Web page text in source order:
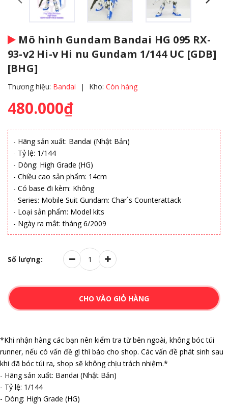
Mô hình Gundam Bandai HG 095 RX-
93-v2 Hi-v Hi nu Gundam 1/144 UC [GDB]
[BHG]
Thương hiệu: Bandai | Kho: Còn hàng
480.000₫
- Hãng sản xuất: Bandai (Nhật Bản)
- Tỷ lệ: 1/144
- Dòng: High Grade (HG)
- Chiều cao sản phẩm: 14cm
- Có base đi kèm: Không
- Series: Mobile Suit Gundam: Char`s Counterattack
- Loại sản phẩm: Model kits
- Ngày ra mắt: tháng 6/2009
Số lượng:
CHO VÀO GIỎ HÀNG
*Khi nhận hàng các bạn nên kiểm tra từ bên ngoài, không bóc túi
runner, nếu có vấn đề gì thì báo cho shop. Các vấn đề phát sinh sau
khi đã bóc túi ra, shop sẽ không chịu trách nhiệm.*
- Hãng sản xuất: Bandai (Nhật Bản)
- Tỷ lệ: 1/144
- Dòng: High Grade (HG)